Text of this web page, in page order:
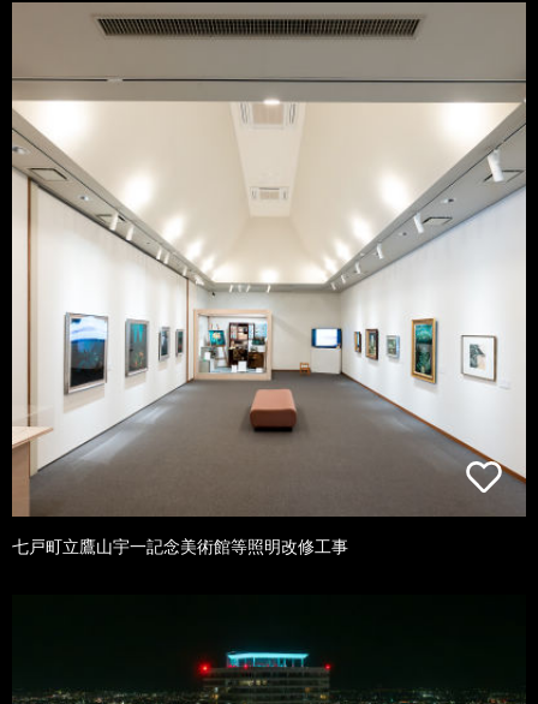
七戸町立鷹山宇一記念美術館等照明改修工事